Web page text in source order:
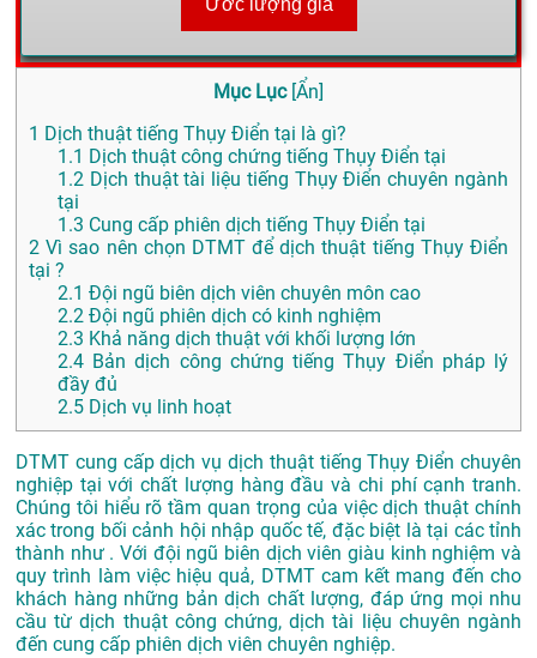
Ước lượng giá
Mục Lục [Ẩn]
1 Dịch thuật tiếng Thụy Điển tại là gì?
1.1 Dịch thuật công chứng tiếng Thụy Điển tại
1.2 Dịch thuật tài liệu tiếng Thụy Điển chuyên ngành
tại
1.3 Cung cấp phiên dịch tiếng Thụy Điển tại
2 Vì sao nên chọn DTMT để dịch thuật tiếng Thụy Điển
tại ?
2.1 Đội ngũ biên dịch viên chuyên môn cao
2.2 Đội ngũ phiên dịch có kinh nghiệm
2.3 Khả năng dịch thuật với khối lượng lớn
2.4 Bản dịch công chứng tiếng Thụy Điển pháp lý
đầy đủ
2.5 Dịch vụ linh hoạt
DTMT cung cấp dịch vụ dịch thuật tiếng Thụy Điển chuyên
nghiệp tại với chất lượng hàng đầu và chi phí cạnh tranh.
Chúng tôi hiểu rõ tầm quan trọng của việc dịch thuật chính
xác trong bối cảnh hội nhập quốc tế, đặc biệt là tại các tỉnh
thành như . Với đội ngũ biên dịch viên giàu kinh nghiệm và
quy trình làm việc hiệu quả, DTMT cam kết mang đến cho
khách hàng những bản dịch chất lượng, đáp ứng mọi nhu
cầu từ dịch thuật công chứng, dịch tài liệu chuyên ngành
đến cung cấp phiên dịch viên chuyên nghiệp.